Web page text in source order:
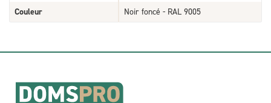
Couleur
Noir foncé - RAL 9005